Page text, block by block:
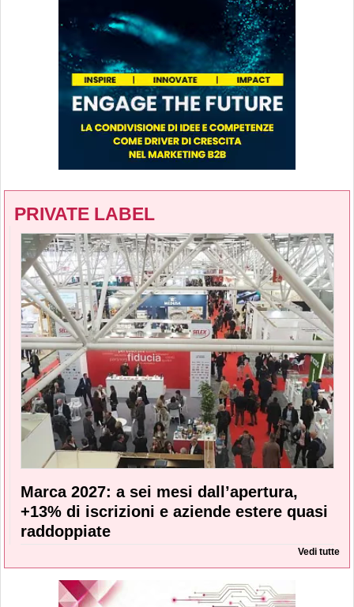
PRIVATE LABEL
Marca 2027: a sei mesi dall’apertura,
+13% di iscrizioni e aziende estere quasi
raddoppiate
Vedi tutte